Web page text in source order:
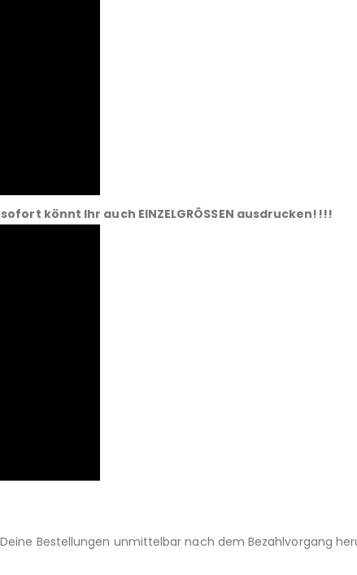
könnt Ihr auch EINZELGRÖSSEN ausdrucken!!!!
Bestellungen unmittelbar nach dem Bezahlvorgang